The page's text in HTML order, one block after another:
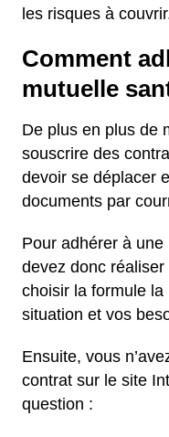
les risques à
Comment
mutuelle
De plus en plus de
souscrire des
devoir se déplacer
documents par
Pour adhérer à
devez donc
choisir la formule
situation et vos
Ensuite, vous
contrat sur le site
question :